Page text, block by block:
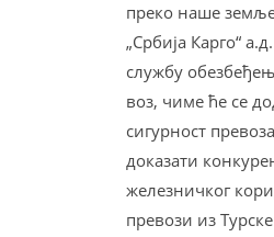
преко наше
„Србија Карго“
службу
воз, чиме ће се
сигурност
доказати
железничког
превози из